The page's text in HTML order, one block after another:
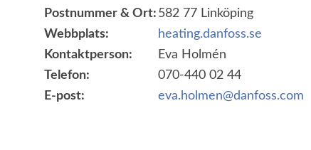
Postnummer & Ort: 582 77 Linköping
Webbplats:
heating.danfoss.se
Kontaktperson:
Eva Holmén
Telefon:
070-440 02 44
E-post:
eva.holmen@danfoss.com